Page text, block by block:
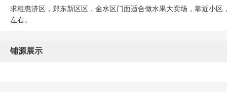
求租惠济区，郑东新区区，金水区门面适合做水果大卖场，靠近小区
左右。
铺源展示